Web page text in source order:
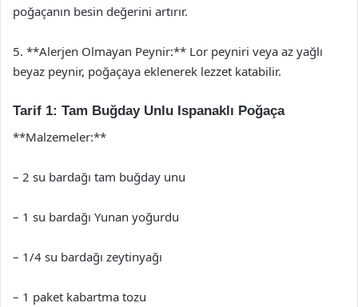
poğaçanın besin değerini artırır.
5. **Alerjen Olmayan Peynir:** Lor peyniri veya az yağlı
beyaz peynir, poğaçaya eklenerek lezzet katabilir.
Tarif 1: Tam Buğday Unlu Ispanaklı Poğaça
**Malzemeler:**
– 2 su bardağı tam buğday unu
– 1 su bardağı Yunan yoğurdu
– 1/4 su bardağı zeytinyağı
– 1 paket kabartma tozu